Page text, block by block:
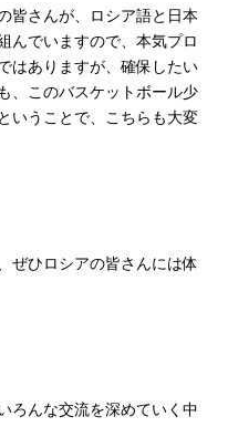
皆さんが、ロシア語と日本
んでいますので、本気プロ
はありますが、確保したい
、このバスケットボール少
いうことで、こちらも大変
ぜひロシアの皆さんには体
ろんな交流を深めていく中